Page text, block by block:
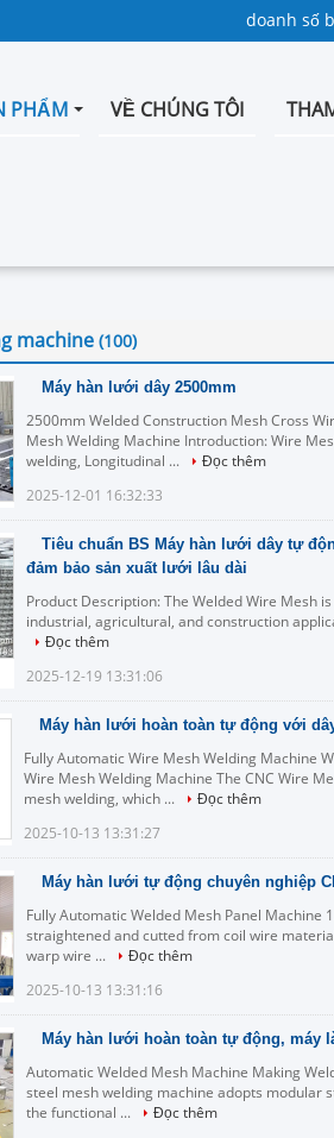
doanh số
PHẨM VỀ CHÚNG TÔI
machine (100)
Máy hàn lưới dây 2500mm
2500mm Welded Construction Mesh Cross
Mesh Welding Machine Introduction: Wire
welding, Longitudinal ...
Đọc thêm
2025-12-01 16:32:33
Tiêu chuẩn BS Máy hàn lưới dây tự
đảm bảo sản xuất lưới lâu dài
Product Description: The Welded Wire Mesh
industrial, agricultural, and construction
Đọc thêm
2025-12-19 13:31:06
Máy hàn lưới hoàn toàn tự động với
Fully Automatic Wire Mesh Welding Machine
Wire Mesh Welding Machine The CNC Wire
mesh welding, which ...
Đọc thêm
2025-10-13 13:31:27
Máy hàn lưới tự động chuyên nghiệp
Fully Automatic Welded Mesh Panel
straightened and cutted from coil wire
warp wire ...
Đọc thêm
2025-10-13 13:31:16
Máy hàn lưới hoàn toàn tự động, máy
Automatic Welded Mesh Machine Making
steel mesh welding machine adopts modular
the functional ...
Đọc thêm